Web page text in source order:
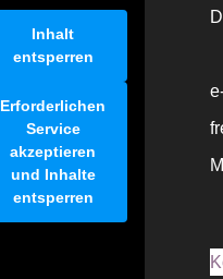
Inhalt
entsperren
Erforderlichen
Service
akzeptieren
und Inhalte
entsperren